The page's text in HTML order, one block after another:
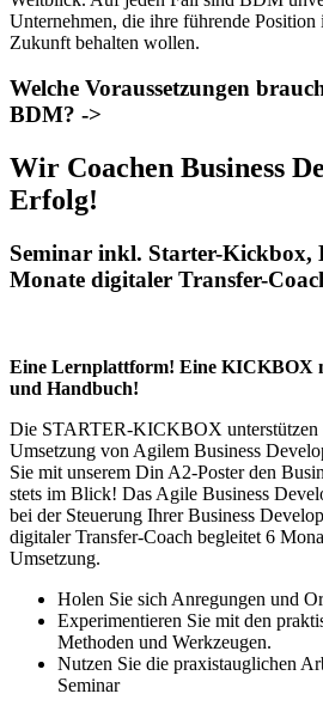
Unternehmen, die ihre führende Position
Zukunft behalten wollen.
Welche Voraussetzungen
BDM? ->
Wir Coachen Business
Erfolg!
Seminar inkl. Starter-
Monate digitaler Transfer-
Eine Lernplattform! Eine KICKBOX
und Handbuch!
Die STARTER-KICKBOX unterstützen
Umsetzung von Agilem Business
Sie mit unserem Din A2-Poster den
stets im Blick! Das Agile Business
bei der Steuerung Ihrer Business
digitaler Transfer-Coach begleitet 6
Umsetzung.
Holen Sie sich Anregungen und
Experimentieren Sie mit den
Methoden und Werkzeugen.
Nutzen Sie die praxistauglichen
Seminar